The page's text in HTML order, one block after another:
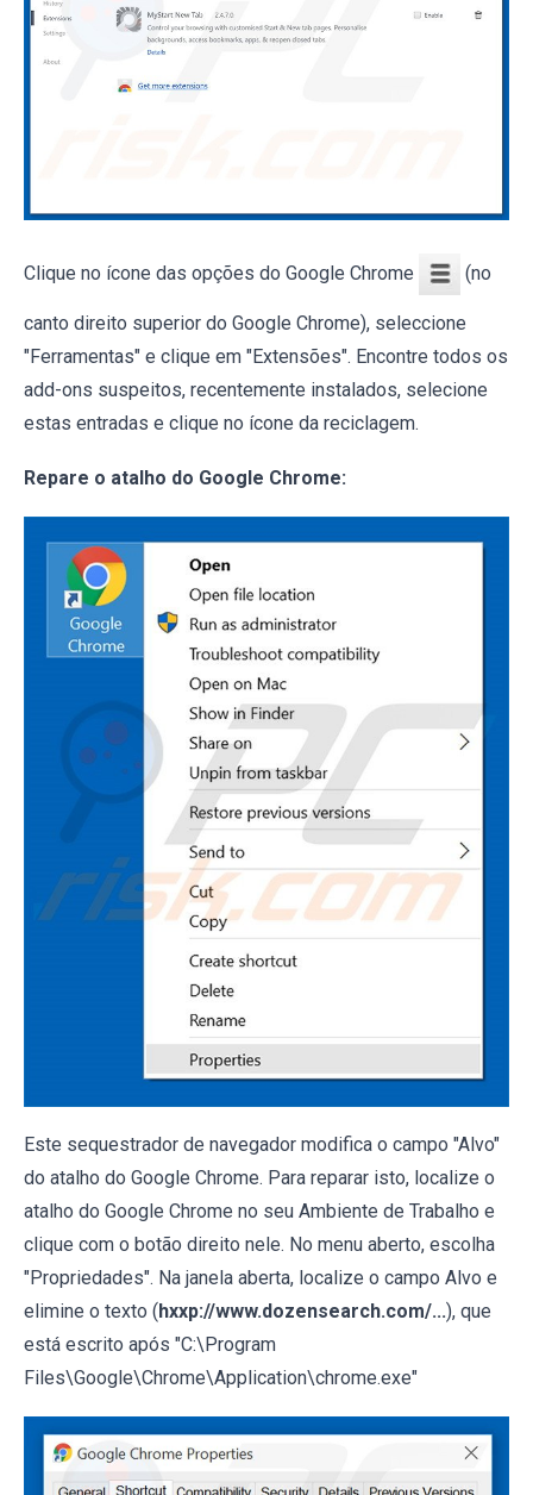
Clique no ícone das opções do Google Chrome (no
canto direito superior do Google Chrome), seleccione
"Ferramentas" e clique em "Extensões". Encontre todos os
add-ons suspeitos, recentemente instalados, selecione
estas entradas e clique no ícone da reciclagem.
Repare o atalho do Google Chrome:
Este sequestrador de navegador modifica o campo "Alvo"
do atalho do Google Chrome. Para reparar isto, localize o
atalho do Google Chrome no seu Ambiente de Trabalho e
clique com o botão direito nele. No menu aberto, escolha
"Propriedades". Na janela aberta, localize o campo Alvo e
elimine o texto (hxxp://www.dozensearch.com/...), que
está escrito após "C:\Program
Files\Google\Chrome\Application\chrome.exe"